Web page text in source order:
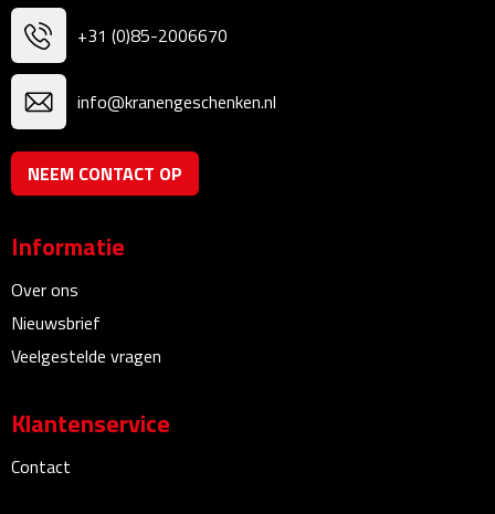
Fietstassen
Fiets telefoonhouders
Fietspompen
Fietssloten
Fiets reparatiesets
Zadelhoezen
+31 (0)85-2006670
info@kranengeschenken.nl
NEEM CONTACT OP
Informatie
Over ons
Nieuwsbrief
Veelgestelde vragen
Klantenservice
Contact